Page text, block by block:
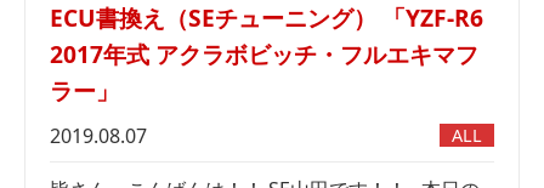
ECU書換え（SEチューニング） 「YZF-R6
2017年式 アクラボビッチ・フルエキマフ
ラー」
2019.08.07 ALL